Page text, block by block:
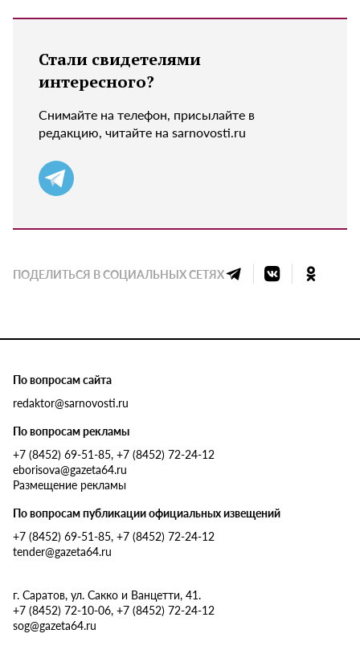
Стали свидетелями
интересного?
Снимайте на телефон, присылайте в
редакцию, читайте на sarnovosti.ru
ПОДЕЛИТЬСЯ В СОЦИАЛЬНЫХ СЕТЯХ
По вопросам сайта
redaktor@sarnovosti.ru
По вопросам рекламы
+7 (8452) 69-51-85, +7 (8452) 72-24-12
eborisova@gazeta64.ru
Размещение рекламы
По вопросам публикации официальных извещений
+7 (8452) 69-51-85, +7 (8452) 72-24-12
tender@gazeta64.ru
г. Саратов, ул. Сакко и Ванцетти, 41.
+7 (8452) 72-10-06, +7 (8452) 72-24-12
sog@gazeta64.ru